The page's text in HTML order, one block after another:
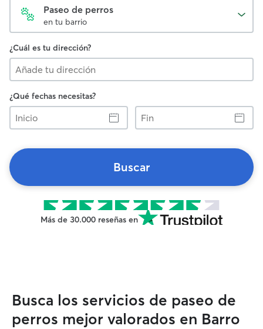
Paseo de perros
en tu barrio
¿Cuál es tu dirección?
¿Qué fechas necesitas?
Inicio
Fin
Buscar
Más de 30.000 reseñas en
Busca los servicios de paseo de
perros mejor valorados en Barro